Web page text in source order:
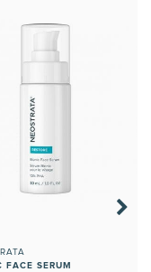
FACE SERUM